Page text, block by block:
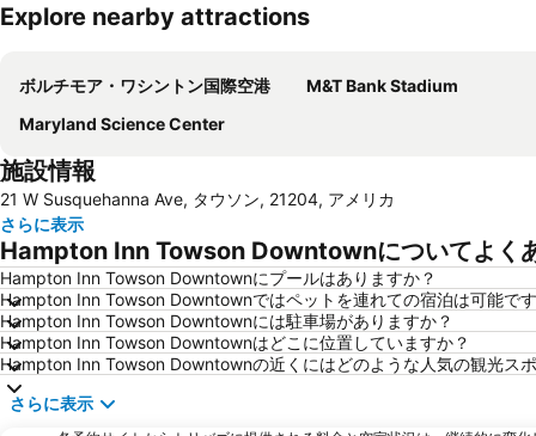
Explore nearby attractions
ボルチモア・ワシントン国際空港 M&T Bank Stadium
Maryland Science Center
施設情報
21 W Susquehanna Ave, タウソン, 21204, アメリカ
さらに表示
Hampton Inn Towson Downtownについてよく
Hampton Inn Towson Downtownにプールはありますか？
Hampton Inn Towson Downtownではペットを連れての宿泊は可能で
Hampton Inn Towson Downtownには駐車場がありますか？
Hampton Inn Towson Downtownはどこに位置していますか？
Hampton Inn Towson Downtownの近くにはどのような人気の観光ス
さらに表示